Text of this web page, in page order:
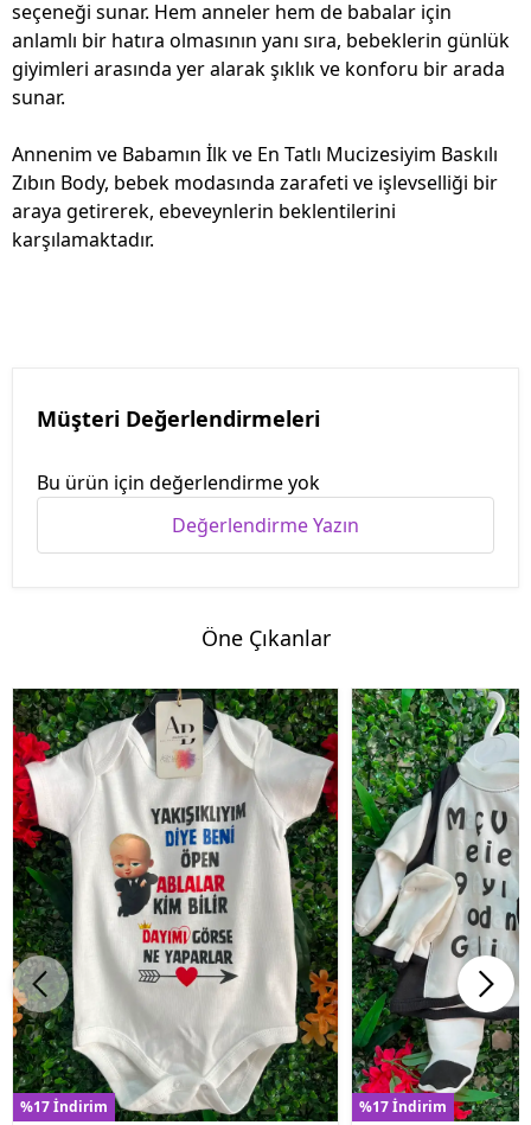
seçeneği sunar. Hem anneler hem de babalar için
anlamlı bir hatıra olmasının yanı sıra, bebeklerin günlük
giyimleri arasında yer alarak şıklık ve konforu bir arada
sunar.
Annenim ve Babamın İlk ve En Tatlı Mucizesiyim Baskılı
Zıbın Body, bebek modasında zarafeti ve işlevselliği bir
araya getirerek, ebeveynlerin beklentilerini
karşılamaktadır.
Müşteri Değerlendirmeleri
Bu ürün için değerlendirme yok
Değerlendirme Yazın
Öne Çıkanlar
%17 İndirim %17 İndirim